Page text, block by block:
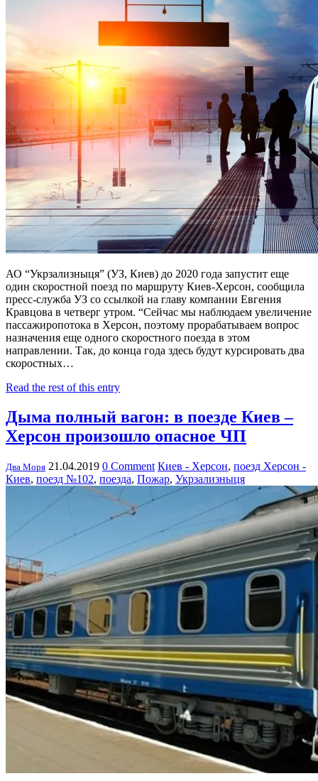
АО “Укрзализныця” (УЗ, Киев) до 2020 года запустит еще
один скоростной поезд по маршруту Киев-Херсон, сообщила
пресс-служба УЗ со ссылкой на главу компании Евгения
Кравцова в четверг утром. “Сейчас мы наблюдаем увеличение
пассажиропотока в Херсон, поэтому прорабатываем вопрос
назначения еще одного скоростного поезда в этом
направлении. Так, до конца года здесь будут курсировать два
скоростных…
Read the rest of this entry
Дыма полный вагон: в поезде Киев –
Херсон произошло опасное ЧП
Два Моря 21.04.2019 0 Comment Киев - Херсон, поезд Херсон -
Киев, поезд №102, поезда, Пожар, Укрзализныця